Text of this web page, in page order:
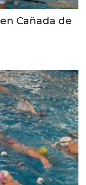
Cañada de